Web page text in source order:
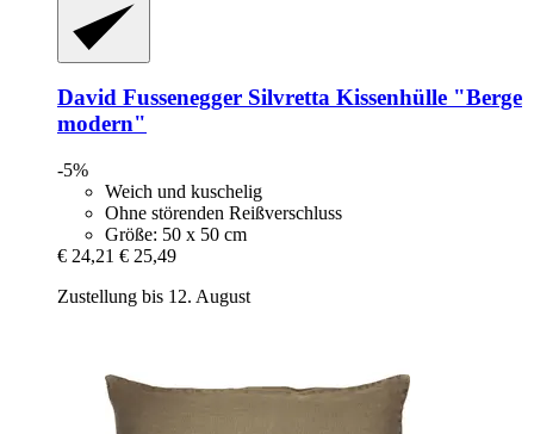
David Fussenegger Silvretta Kissenhülle "Berge
modern"
-5%
Weich und kuschelig
Ohne störenden Reißverschluss
Größe: 50 x 50 cm
€ 24,21 € 25,49
Zustellung bis 12. August